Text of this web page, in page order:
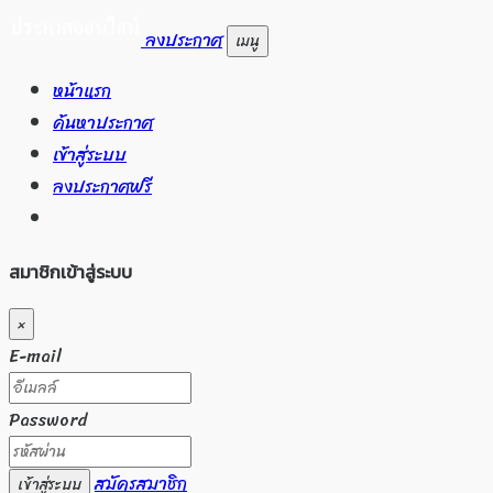
ลงประกาศ เมนู
หน้าแรก
ค้นหาประกาศ
เข้าสู่ระบบ
ลงประกาศฟรี
สมาชิกเข้าสู่ระบบ
×
E-mail
Password
เข้าสู่ระบบ สมัครสมาชิก